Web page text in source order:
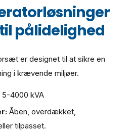
pålidelighed
er designet til at sikre en
i krævende miljøer.
5-4000 kVA
Åben, overdækket,
tilpasset.